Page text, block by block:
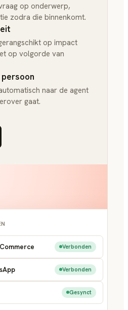
op onderwerp,
zodra die binnenkomt.
op impact
op volgorde van
naar de agent
gaat.
Verbonden
Verbonden
Gesynct